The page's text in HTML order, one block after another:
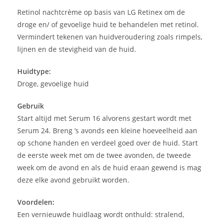
Retinol nachtcrème op basis van LG Retinex om de
droge en/ of gevoelige huid te behandelen met retinol.
Vermindert tekenen van huidveroudering zoals rimpels,
lijnen en de stevigheid van de huid.
Huidtype:
Droge, gevoelige huid
Gebruik
Start altijd met Serum 16 alvorens gestart wordt met
Serum 24. Breng ’s avonds een kleine hoeveelheid aan
op schone handen en verdeel goed over de huid. Start
de eerste week met om de twee avonden, de tweede
week om de avond en als de huid eraan gewend is mag
deze elke avond gebruikt worden.
Voordelen:
Een vernieuwde huidlaag wordt onthuld: stralend,